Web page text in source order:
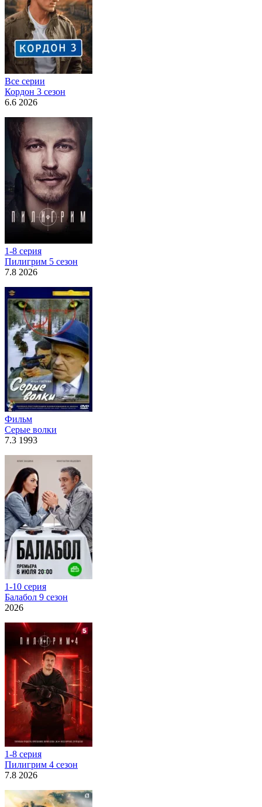
Все серии
Кордон 3 сезон
6.6 2026
1-8 серия
Пилигрим 5 сезон
7.8 2026
Фильм
Серые волки
7.3 1993
1-10 серия
Балабол 9 сезон
2026
1-8 серия
Пилигрим 4 сезон
7.8 2026